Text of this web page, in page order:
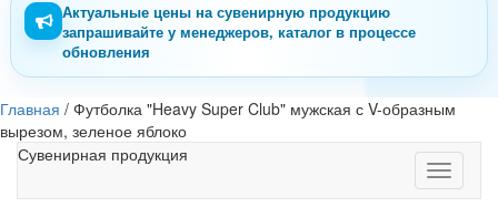
Актуальные цены на сувенирную продукцию
запрашивайте у менеджеров, каталог в процессе
обновления
Главная / Футболка "Heavy Super Club" мужская с V-образным
вырезом, зеленое яблоко
Toggle
Сувенирная продукция